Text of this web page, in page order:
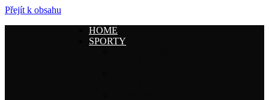
Přejít k obsahu
HOME
SPORTY